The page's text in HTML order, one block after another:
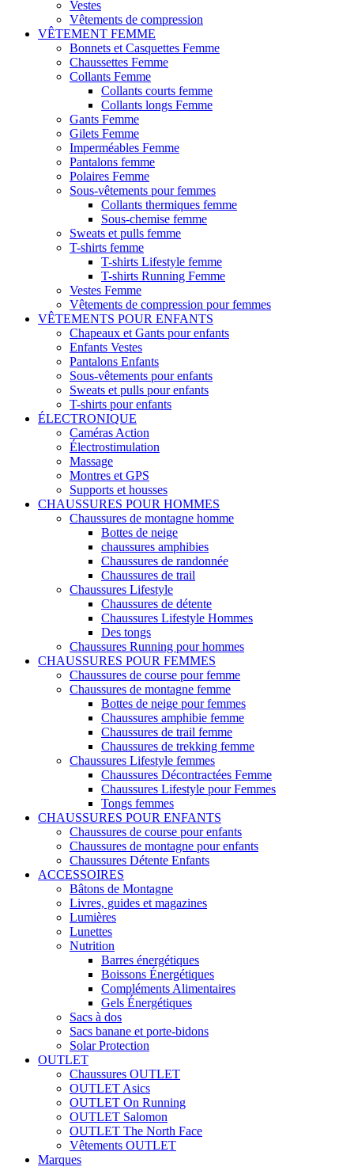
Vestes
Vêtements de compression
VÊTEMENT FEMME
Bonnets et Casquettes Femme
Chaussettes Femme
Collants Femme
Collants courts femme
Collants longs Femme
Gants Femme
Gilets Femme
Imperméables Femme
Pantalons femme
Polaires Femme
Sous-vêtements pour femmes
Collants thermiques femme
Sous-chemise femme
Sweats et pulls femme
T-shirts femme
T-shirts Lifestyle femme
T-shirts Running Femme
Vestes Femme
Vêtements de compression pour femmes
VÊTEMENTS POUR ENFANTS
Chapeaux et Gants pour enfants
Enfants Vestes
Pantalons Enfants
Sous-vêtements pour enfants
Sweats et pulls pour enfants
T-shirts pour enfants
ÉLECTRONIQUE
Caméras Action
Électrostimulation
Massage
Montres et GPS
Supports et housses
CHAUSSURES POUR HOMMES
Chaussures de montagne homme
Bottes de neige
chaussures amphibies
Chaussures de randonnée
Chaussures de trail
Chaussures Lifestyle
Chaussures de détente
Chaussures Lifestyle Hommes
Des tongs
Chaussures Running pour hommes
CHAUSSURES POUR FEMMES
Chaussures de course pour femme
Chaussures de montagne femme
Bottes de neige pour femmes
Chaussures amphibie femme
Chaussures de trail femme
Chaussures de trekking femme
Chaussures Lifestyle femmes
Chaussures Décontractées Femme
Chaussures Lifestyle pour Femmes
Tongs femmes
CHAUSSURES POUR ENFANTS
Chaussures de course pour enfants
Chaussures de montagne pour enfants
Chaussures Détente Enfants
ACCESSOIRES
Bâtons de Montagne
Livres, guides et magazines
Lumières
Lunettes
Nutrition
Barres énergétiques
Boissons Énergétiques
Compléments Alimentaires
Gels Énergétiques
Sacs à dos
Sacs banane et porte-bidons
Solar Protection
OUTLET
Chaussures OUTLET
OUTLET Asics
OUTLET On Running
OUTLET Salomon
OUTLET The North Face
Vêtements OUTLET
Marques